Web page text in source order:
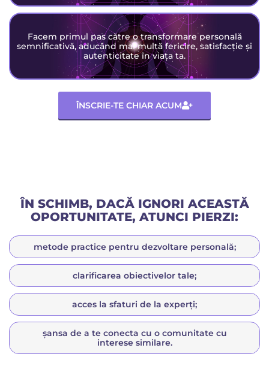
Facem primul pas către o transformare personală
semnificativă, aducând mai multă fericire, satisfacție și
autenticitate în viața ta.
ÎNSCRIE-TE CHIAR ACUM
ÎN SCHIMB, DACĂ IGNORI ACEASTĂ
OPORTUNITATE, ATUNCI PIERZI:
metode practice pentru dezvoltare personală;
clarificarea obiectivelor tale;
acces la sfaturi de la experți;
șansa de a te conecta cu o comunitate cu
interese similare.